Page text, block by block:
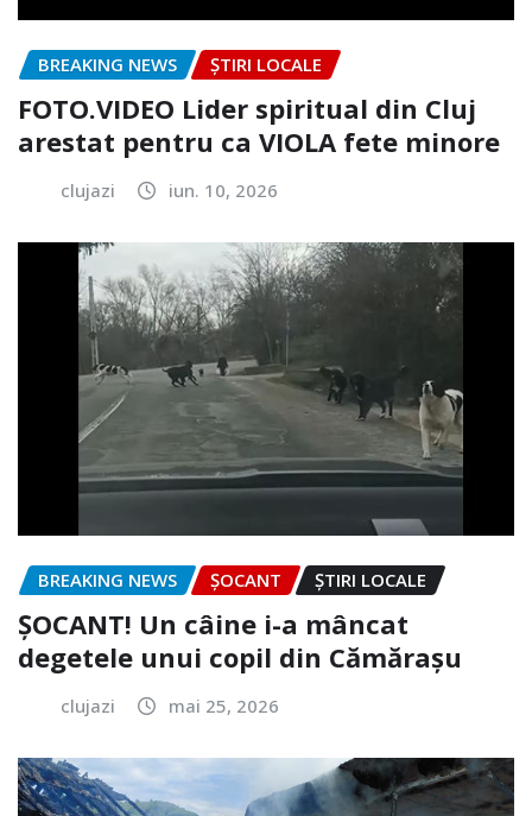
BREAKING NEWS ȘTIRI LOCALE
FOTO.VIDEO Lider spiritual din Cluj
arestat pentru ca VIOLA fete minore
clujazi iun. 10, 2026
BREAKING NEWS ȘOCANT ȘTIRI LOCALE
ȘOCANT! Un câine i-a mâncat
degetele unui copil din Cămărașu
clujazi mai 25, 2026